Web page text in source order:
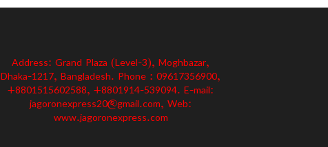
Address: Grand Plaza (Level-3), Moghbazar,
Dhaka-1217, Bangladesh. Phone : 09617356900,
+8801515602588, +8801914-539094. E-mail:
jagoronexpress20@gmail.com, Web:
www.jagoronexpress.com